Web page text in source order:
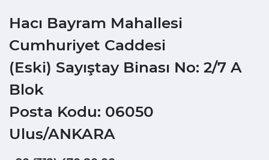
Hacı Bayram Mahallesi
Cumhuriyet Caddesi
(Eski) Sayıştay Binası No: 2/7 A
Blok
Posta Kodu: 06050
Ulus/ANKARA